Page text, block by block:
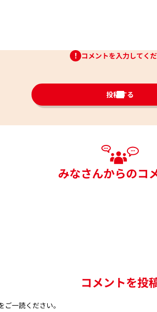
コメントを入力してく
投稿する
みなさんからのコ
コメントを投
ご一読ください。